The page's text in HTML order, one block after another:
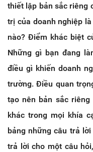
thiết lập bản sắc riêng
trị của doanh nghiệp
nào? Điểm khác biệt
Những gì bạn đang
điều gì khiến doanh
trường. Điều quan
tạo nên bản sắc
khác trong mọi khía
bảng những câu trả
trả lời cho một câu